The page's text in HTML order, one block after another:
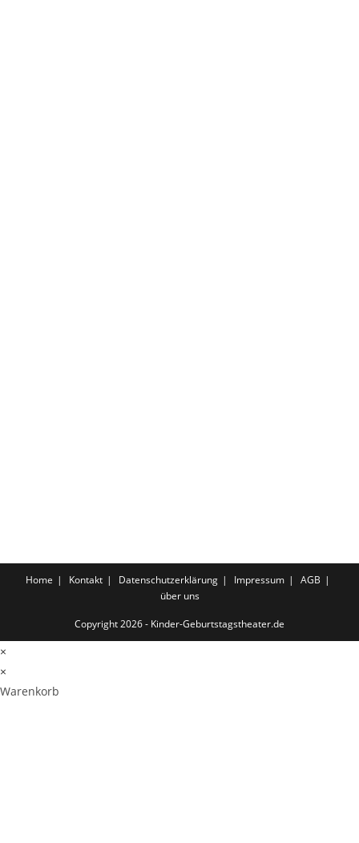
Home Kontakt Datenschutzerklärung Impressum
AGB
über uns
Copyright 2026 - Kinder-Geburtstagstheater.de
×
×
Warenkorb